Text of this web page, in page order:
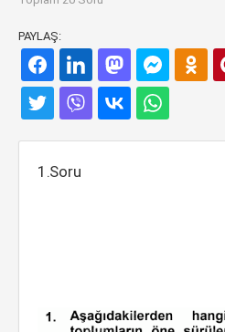
PAYLAŞ:
1.Soru